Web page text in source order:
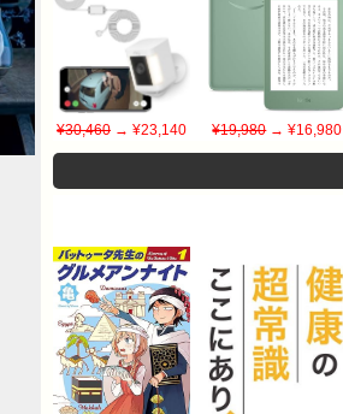
¥30,460 → ¥23,140 ¥19,980→ ¥16,980